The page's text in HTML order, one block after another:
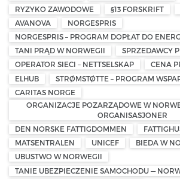
RYZYKO ZAWODOWE
§13 FORSKRIFT
AVANOVA
NORGESPRIS
NORGESPRIS – PROGRAM DOPŁAT DO
TANI PRĄD W NORWEGII
SPRZEDAWCY
OPERATOR SIECI – NETTSELSKAP
CENA
ELHUB
STRØMSTØTTE – PROGRAM
CARITAS NORGE
ORGANIZACJE POZARZĄDOWE W
ORGANISASJONER
DEN NORSKE FATTIGDOMMEN
MATSENTRALEN
UNICEF
BIEDA W
UBUSTWO W NORWEGII
TANIE UBEZPIECZENIE SAMOCHODU —